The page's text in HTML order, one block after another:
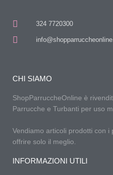
324 7720300
CHI SIAMO
ShopParruccheOnline è
Parrucche e Turbanti per uso
Vendiamo articoli prodotti con
offrire solo il meglio.
INFORMAZIONI UTILI